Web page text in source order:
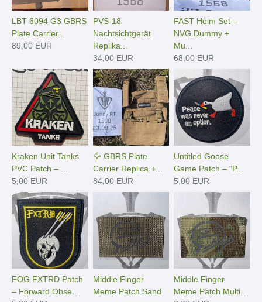
LBT 6094 G3 GBRS
Plate Carrier...
89,00 EUR
PVS-18
Nachtsichtgerät
Replika...
34,00 EUR
FAST Helm Set –
NVG Dummy +
Mu...
68,00 EUR
Kraken Unit Tanks
PVC Patch – ...
5,00 EUR
🦅 GBRS Plate
Carrier Replica +...
84,00 EUR
Untitled Goose
Game Patch – “P...
5,00 EUR
FOG FXTRD Patch
– Forward Obse...
Middle Finger
Meme Patch Sand
Middle Finger
Meme Patch Multi...